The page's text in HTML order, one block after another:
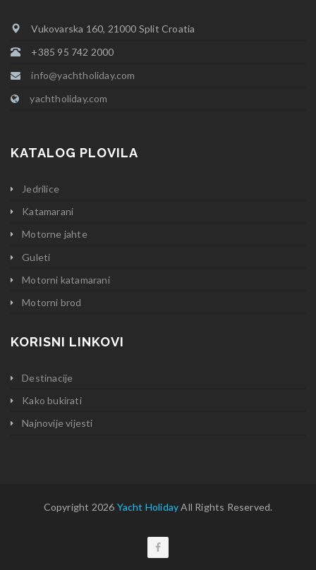
Vukovarska 160, 21000 Split Croatia
+385 95 742 2000
info@yachtholiday.com
yachtholiday.com
KATALOG PLOVILA
Jedrilice
Katamarani
Motorne jahte
Guleti
Motorni katamarani
Motorni brod
KORISNI LINKOVI
Destinacije
Kako bukirati
Najnovije vijesti
Copyright 2026 Yacht HolidayAll Rights Reserved.